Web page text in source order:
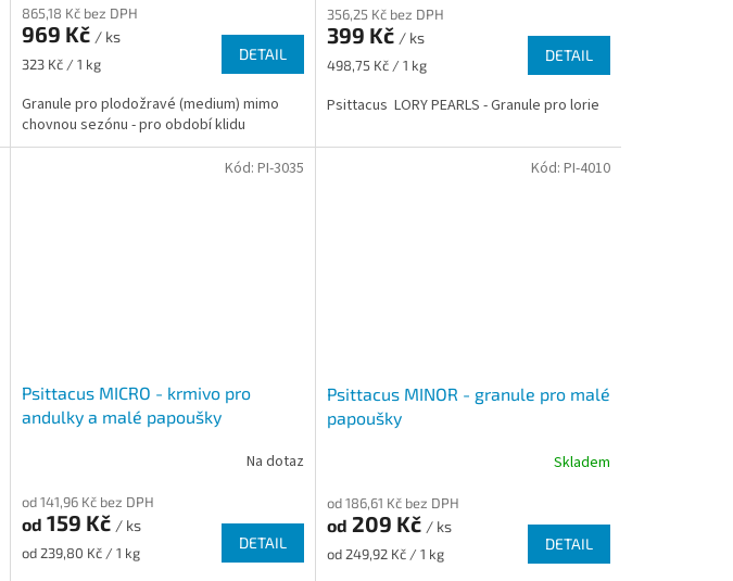
865,18 Kč bez DPH
969 Kč / ks
Měrná
323 Kč / 1 kg
DETAIL
Granule pro plodožravé (medium) mimo
chovnou sezónu - pro období klidu
356,25 Kč bez DPH
399 Kč / ks
Měrná
498,75 Kč / 1 kg
DETAIL
Psittacus LORY PEARLS - Granule pro lorie
Psittacus MICRO - krmivo pro
andulky a malé papoušky
Na dotaz
od 141,96 Kč bez DPH
od 159 Kč / ks
Měrná
od 239,80 Kč / 1 kg
DETAIL
Kód: PI-3035
Psittacus MINOR - granule pro malé
papoušky
Skladem
od 186,61 Kč bez DPH
od 209 Kč / ks
Měrná
od 249,92 Kč / 1 kg
DETAIL
Kód: PI-4010